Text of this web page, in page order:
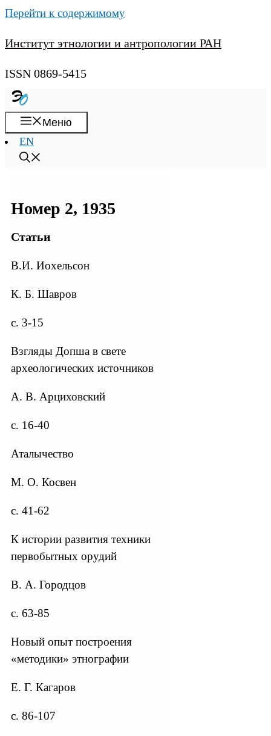
Перейти к содержимому
Институт этнологии и антропологии РАН
ISSN 0869-5415
Меню
EN
Номер 2, 1935
Статьи
В.И. Иохельсон
К. Б. Шавров
с. 3-15
Взгляды Допша в свете
археологических источников
А. В. Арциховский
с. 16-40
Аталычество
М. О. Косвен
с. 41-62
К истории развития техники
первобытных орудий
В. А. Городцов
с. 63-85
Новый опыт построения
«методики» этнографии
Е. Г. Кагаров
с. 86-107